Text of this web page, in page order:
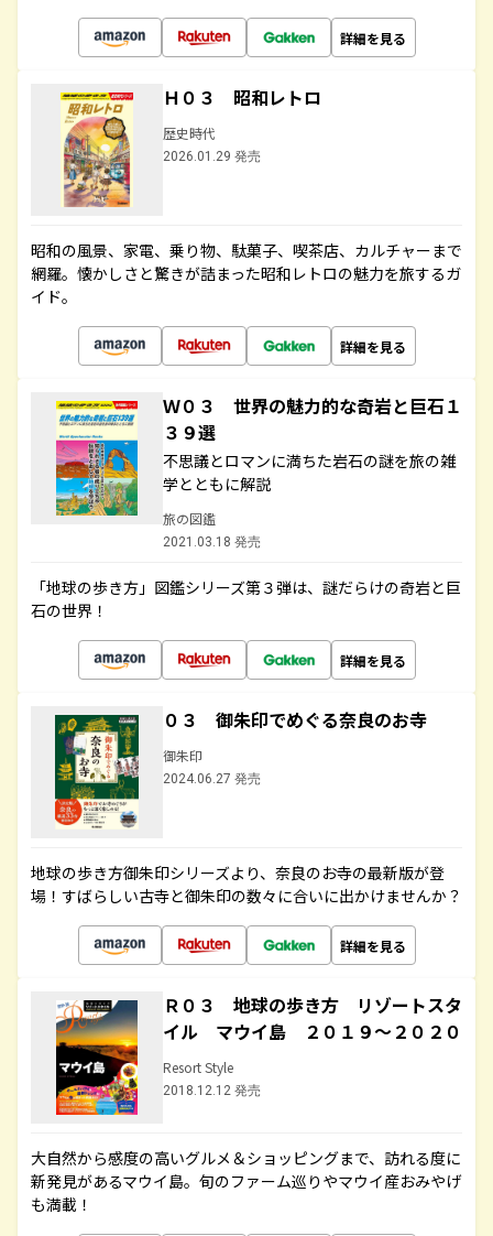
詳細を見る
Ｈ０３ 昭和レトロ
歴史時代
2026.01.29 発売
昭和の風景、家電、乗り物、駄菓子、喫茶店、カルチャーまで
網羅。懐かしさと驚きが詰まった昭和レトロの魅力を旅するガ
イド。
詳細を見る
Ｗ０３ 世界の魅力的な奇岩と巨石１
３９選
不思議とロマンに満ちた岩石の謎を旅の雑
学とともに解説
旅の図鑑
2021.03.18 発売
「地球の歩き方」図鑑シリーズ第３弾は、謎だらけの奇岩と巨
石の世界！
詳細を見る
０３ 御朱印でめぐる奈良のお寺
御朱印
2024.06.27 発売
地球の歩き方御朱印シリーズより、奈良のお寺の最新版が登
場！すばらしい古寺と御朱印の数々に合いに出かけませんか？
詳細を見る
Ｒ０３ 地球の歩き方 リゾートスタ
イル マウイ島 ２０１９～２０２０
Resort Style
2018.12.12 発売
大自然から感度の高いグルメ＆ショッピングまで、訪れる度に
新発見があるマウイ島。旬のファーム巡りやマウイ産おみやげ
も満載！